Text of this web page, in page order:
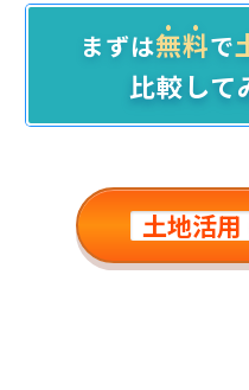
まずは無料で
比較して
土地活用